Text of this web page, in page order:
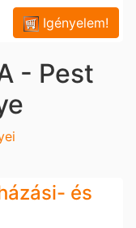
Igényelem!
- Pest
és